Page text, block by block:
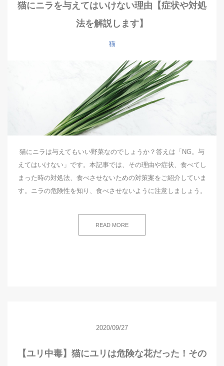
猫にニラを与えてはいけない理由【症状や対処
法を解説します】
猫
猫にニラは与えてもいい野菜なのでしょうか？答えは「NG。与
えてはいけない」です。本記事では、その理由や症状、食べてし
まった時の対処法、食べさせないための対策案をご紹介していま
す。ニラの危険性を知り、食べさせないように注意しましょう。
READ MORE
2020/09/27
【ユリ中毒】猫にユリは危険な花だった！その